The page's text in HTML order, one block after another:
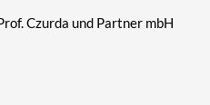
Czurda und Partner mbH